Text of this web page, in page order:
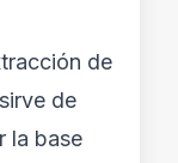
de
de
la base